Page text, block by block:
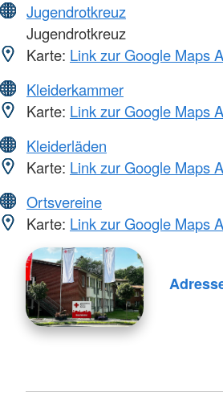
Jugendrotkreuz
Jugendrotkreuz
Karte: Link zur Google Maps
Kleiderkammer
Karte: Link zur Google Maps
Kleiderläden
Karte: Link zur Google Maps
Ortsvereine
Karte: Link zur Google Maps